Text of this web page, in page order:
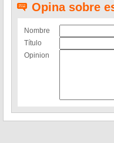
Opina sobre
Nombre
Título
Opinion